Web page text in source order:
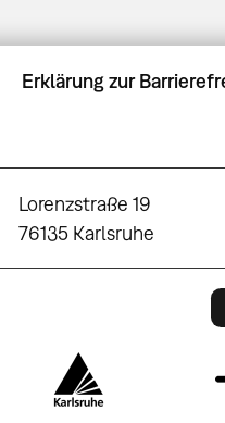
Erklärung zur
Lorenzstraße 19
76135 Karlsruhe